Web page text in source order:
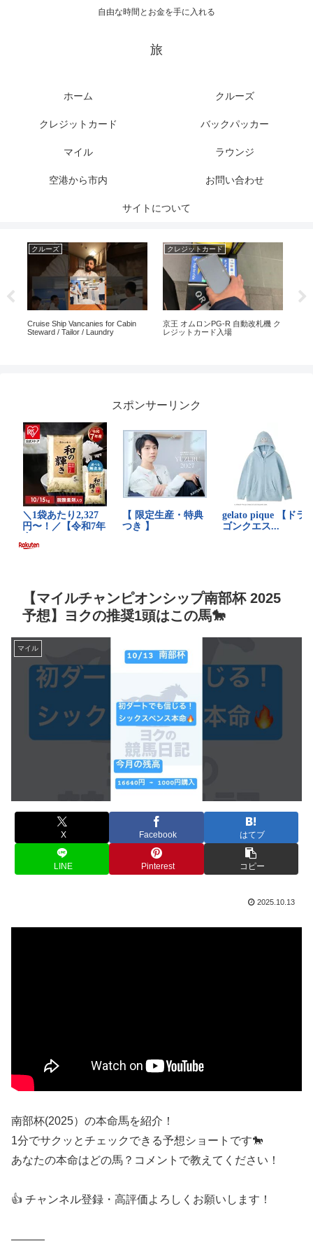
自由な時間とお金を手に入れる
旅
ホーム クルーズ
クレジットカード バックパッカー
マイル ラウンジ
空港から市内 お問い合わせ
サイトについて
クルーズ
Cruise Ship Vancanies for Cabin
Steward / Tailor / Laundry
クレジットカード
京王 オムロンPG-R 自動改札機 ク
レジットカード入場
スポンサーリンク
【マイルチャンピオンシップ南部杯 2025
予想】ヨクの推奨1頭はこの馬🐎
マイル
X Facebook はてブ
LINE Pinterest コピー
2025.10.13
南部杯(2025）の本命馬を紹介！
1分でサクッとチェックできる予想ショートです🐎
あなたの本命はどの馬？コメントで教えてください！
👍 チャンネル登録・高評価よろしくお願いします！
———